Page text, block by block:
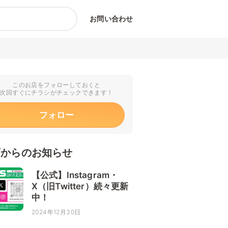
お問い合わせ
このお店をフォローしておくと
次回すぐにチラシがチェックできます！
フォロー
らのお知らせ
【公式】Instagram・
X（旧Twitter）続々更新
中！
2024年12月30日